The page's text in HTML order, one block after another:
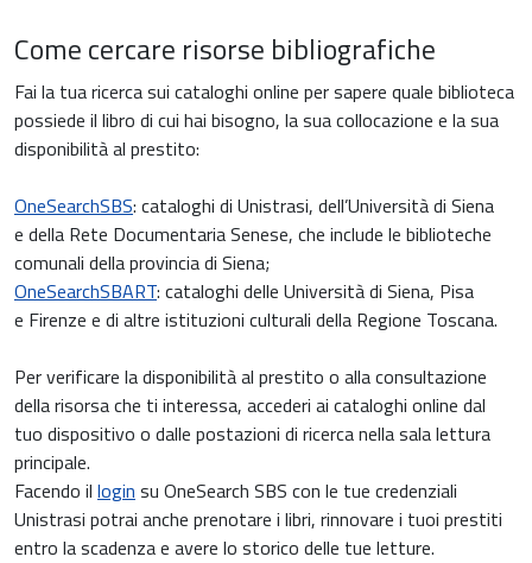
Come cercare risorse bibliografiche
Fai la tua ricerca sui cataloghi online per sapere quale biblioteca
possiede il libro di cui hai bisogno, la sua collocazione e la sua
disponibilità al prestito:
OneSearchSBS: cataloghi di Unistrasi, dell’Università di Siena
e della Rete Documentaria Senese, che include le biblioteche
comunali della provincia di Siena;
OneSearchSBART: cataloghi delle Università di Siena, Pisa
e Firenze e di altre istituzioni culturali della Regione Toscana.
Per verificare la disponibilità al prestito o alla consultazione
della risorsa che ti interessa, accederi ai cataloghi online dal
tuo dispositivo o dalle postazioni di ricerca nella sala lettura
principale.
Facendo il login su OneSearch SBS con le tue credenziali
Unistrasi potrai anche prenotare i libri, rinnovare i tuoi prestiti
entro la scadenza e avere lo storico delle tue letture.